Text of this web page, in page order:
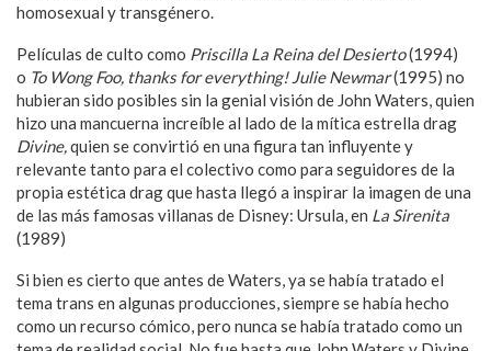
homosexual y transgénero.
Películas de culto como Priscilla La Reina del Desierto(1994)
o To Wong Foo, thanks for everything! Julie Newmar(1995) no
hubieran sido posibles sin la genial visión de John Waters, quien
hizo una mancuerna increíble al lado de la mítica estrella drag
Divine,quien se convirtió en una figura tan influyente y
relevante tanto para el colectivo como para seguidores de la
propia estética drag que hasta llegó a inspirar la imagen de una
de las más famosas villanas de Disney: Ursula, en La Sirenita
(1989)
Si bien es cierto que antes de Waters, ya se había tratado el
tema trans en algunas producciones, siempre se había hecho
como un recurso cómico, pero nunca se había tratado como un